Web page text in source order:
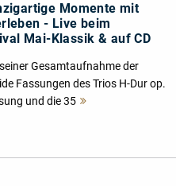
Momente mit
- Live beim
Mai-Klassik & auf CD
Gesamtaufnahme der
Fassungen des Trios H-Dur op.
und die 35